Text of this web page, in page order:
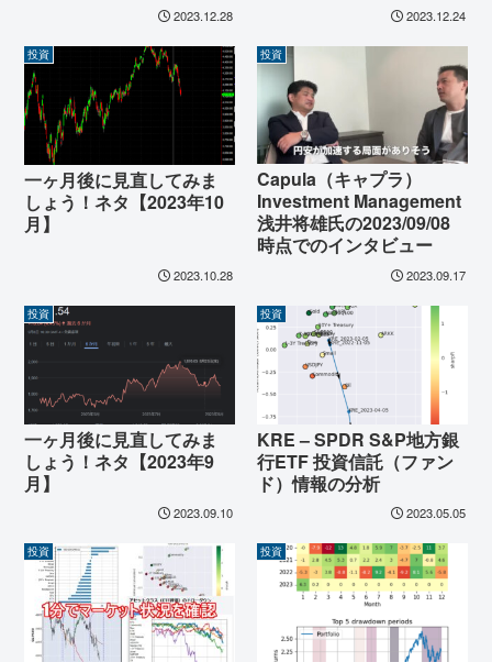
2023.12.28 2023.12.24
投資
一ヶ月後に見直してみま
しょう！ネタ【2023年10
月】
2023.10.28
投資
Capula（キャプラ）
Investment Management
浅井将雄氏の2023/09/08
時点でのインタビュー
2023.09.17
投資
一ヶ月後に見直してみま
しょう！ネタ【2023年9
月】
2023.09.10
投資
KRE – SPDR S&P地方銀
行ETF 投資信託（ファン
ド）情報の分析
2023.05.05
投資 投資